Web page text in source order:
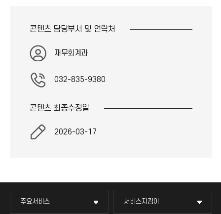
콘텐츠 담당부서 및 연락처
재무회계과
032-835-9380
콘텐츠 최종수정일
2026-03-17
주요서비스 서비스지킴이